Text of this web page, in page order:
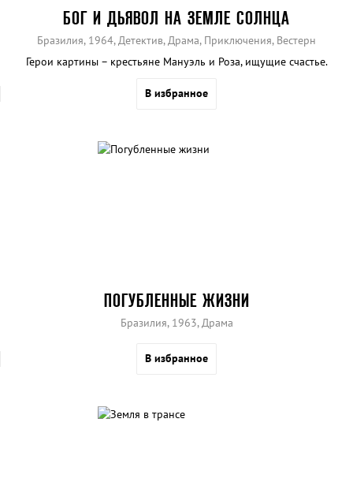
БОГ И ДЬЯВОЛ НА ЗЕМЛЕ СОЛНЦА
Бразилия, 1964, Детектив, Драма, Приключения, Вестерн
Герои картины – крестьяне Мануэль и Роза, ищущие счастье.
В избранное
ПОГУБЛЕННЫЕ ЖИЗНИ
Бразилия, 1963, Драма
В избранное